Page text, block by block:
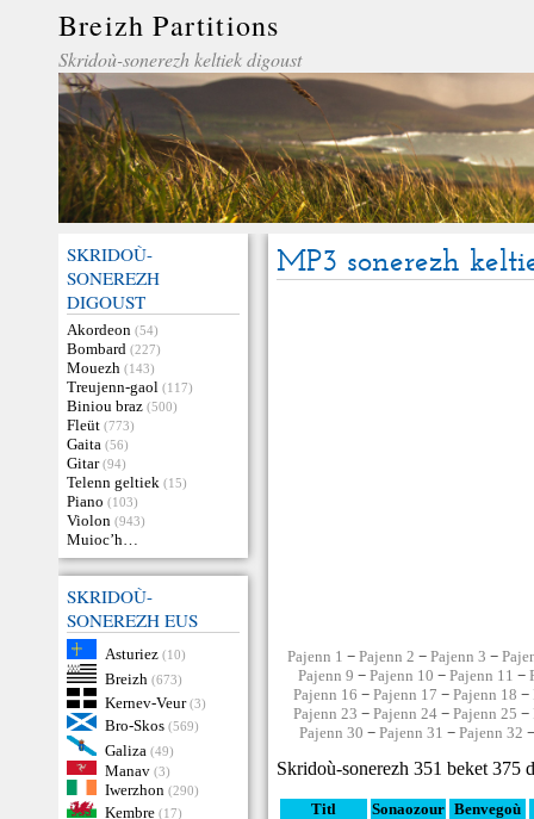
Breizh Partitions
Skridoù-sonerezh keltiek digoust
SKRIDOÙ-
SONEREZH
DIGOUST
Akordeon (54)
Bombard (227)
Mouezh (143)
Treujenn-gaol (117)
Biniou braz (500)
Fleüt (773)
Gaita (56)
Gitar (94)
Telenn geltiek (15)
Piano (103)
Violon (943)
Muioc’h…
SKRIDOÙ-
SONEREZH EUS
Asturiez (10)
Breizh (673)
Kernev-Veur (3)
Bro-Skos (569)
Galiza (49)
Manav (3)
Iwerzhon (290)
Kembre (17)
MP3 sonerezh
Pajenn 1 − Pajenn 2 − Pajenn 3 −
Pajenn 9 − Pajenn 10 − Pajenn 11 −
Pajenn 16 −Pajenn 17 −Pajenn 18 −
Pajenn 23 −Pajenn 24 −Pajenn 25 −
Pajenn 30 −Pajenn 31 −Pajenn 32
Skridoù-sonerezh 351 beket 375
Titl Sonaozour Benvegoù